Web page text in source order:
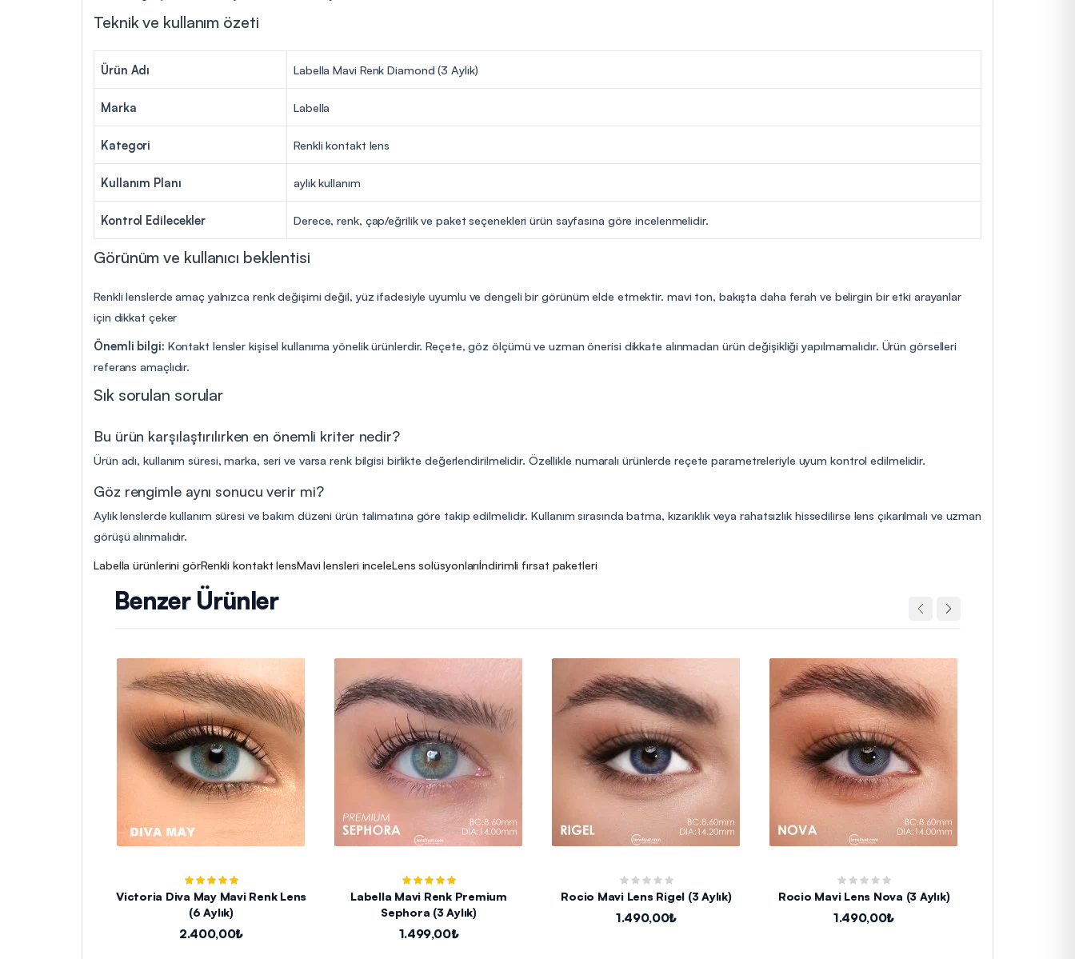
Teknik ve kullanım özeti
Ürün Adı Labella Mavi Renk Diamond (3 Aylık)
Marka Labella
Kategori Renkli kontakt lens
Kullanım Planı aylık kullanım
Kontrol Edilecekler Derece, renk, çap/eğrilik ve paket seçenekleri ürün sayfasına göre incelenmelidir.
Görünüm ve kullanıcı beklentisi
Renkli lenslerde amaç yalnızca renk değişimi değil, yüz ifadesiyle uyumlu ve dengeli bir görünüm elde etmektir. mavi ton, bakışta daha ferah ve belirgin bir etki arayanlar
için dikkat çeker
Önemli bilgi: Kontakt lensler kişisel kullanıma yönelik ürünlerdir. Reçete, göz ölçümü ve uzman önerisi dikkate alınmadan ürün değişikliği yapılmamalıdır. Ürün görselleri
referans amaçlıdır.
Sık sorulan sorular
Bu ürün karşılaştırılırken en önemli kriter nedir?
Ürün adı, kullanım süresi, marka, seri ve varsa renk bilgisi birlikte değerlendirilmelidir. Özellikle numaralı ürünlerde reçete parametreleriyle uyum kontrol edilmelidir.
Göz rengimle aynı sonucu verir mi?
Aylık lenslerde kullanım süresi ve bakım düzeni ürün talimatına göre takip edilmelidir. Kullanım sırasında batma, kızarıklık veya rahatsızlık hissedilirse lens çıkarılmalı ve uzman
görüşü alınmalıdır.
Labella ürünlerini görRenkli kontakt lensMavi lensleri inceleLens solüsyonlarıİndirimli fırsat paketleri
Benzer Ürünler
Victoria Diva May Mavi Renk Lens
(6 Aylık)
2.400,00₺
Labella Mavi Renk Premium
Sephora (3 Aylık)
1.499,00₺
Rocio Mavi Lens Rigel (3 Aylık)
1.490,00₺
Rocio Mavi Lens Nova (3 Aylık)
1.490,00₺